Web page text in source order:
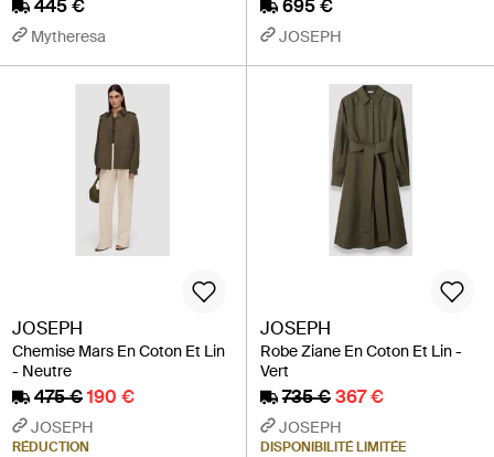
445 €
Mytheresa
695 €
JOSEPH
JOSEPH
Chemise Mars En Coton Et Lin
- Neutre
475 €190 €
JOSEPH
RÉDUCTION
JOSEPH
Robe Ziane En Coton Et Lin -
Vert
735 €367 €
JOSEPH
DISPONIBILITÉ LIMITÉE